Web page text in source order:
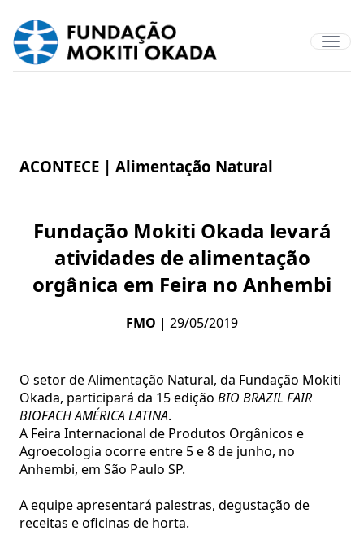
ACONTECE | Alimentação Natural
Fundação Mokiti Okada levará
atividades de alimentação
orgânica em Feira no Anhembi
FMO | 29/05/2019
O setor de Alimentação Natural, da Fundação Mokiti
Okada, participará da 15 edição BIO BRAZIL FAIR
BIOFACH AMÉRICA LATINA.
A Feira Internacional de Produtos Orgânicos e
Agroecologia ocorre entre 5 e 8 de junho, no
Anhembi, em São Paulo SP.
A equipe apresentará palestras, degustação de
receitas e oficinas de horta.